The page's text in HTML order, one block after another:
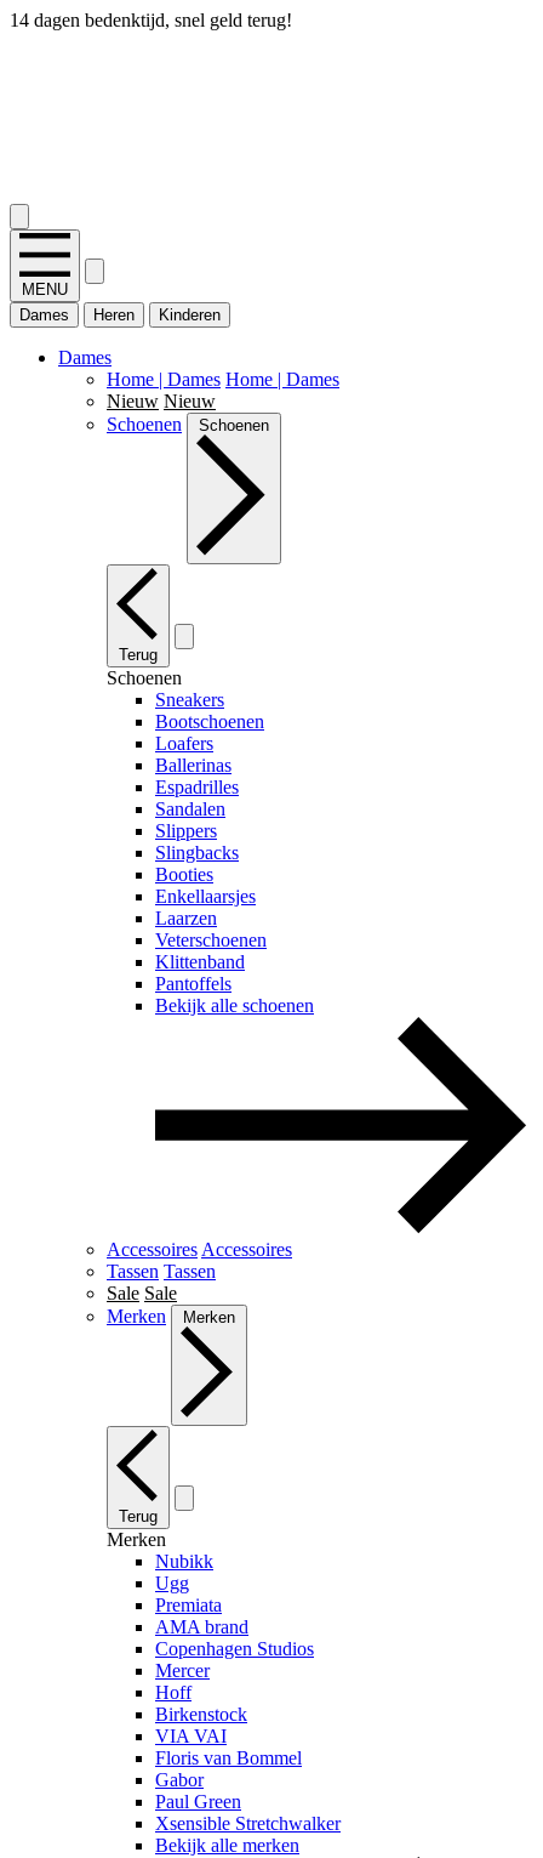
14 dagen bedenktijd, snel geld terug!
MENU
Dames
Heren Kinderen
Dames
Home | Dames Home | Dames
Nieuw Nieuw
Schoenen
Schoenen
Terug
Schoenen
Sneakers
Bootschoenen
Loafers
Ballerinas
Espadrilles
Sandalen
Slippers
Slingbacks
Booties
Enkellaarsjes
Laarzen
Veterschoenen
Klittenband
Pantoffels
Bekijk alle schoenen
Accessoires Accessoires
Tassen Tassen
Sale Sale
Merken
Merken
Terug
Merken
Nubikk
Ugg
Premiata
AMA brand
Copenhagen Studios
Mercer
Hoff
Birkenstock
VIA VAI
Floris van Bommel
Gabor
Paul Green
Xsensible Stretchwalker
Bekijk alle merken